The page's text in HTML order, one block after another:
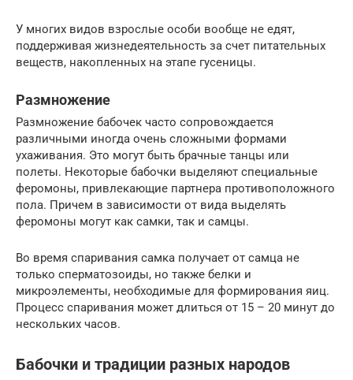
У многих видов взрослые особи вообще не едят,
поддерживая жизнедеятельность за счет питательных
веществ, накопленных на этапе гусеницы.
Размножение
Размножение бабочек часто сопровождается
различными иногда очень сложными формами
ухаживания. Это могут быть брачные танцы или
полеты. Некоторые бабочки выделяют специальные
феромоны, привлекающие партнера противоположного
пола. Причем в зависимости от вида выделять
феромоны могут как самки, так и самцы.
Во время спаривания самка получает от самца не
только сперматозоиды, но также белки и
микроэлементы, необходимые для формирования яиц.
Процесс спаривания может длиться от 15 – 20 минут до
нескольких часов.
Бабочки и традиции разных народов